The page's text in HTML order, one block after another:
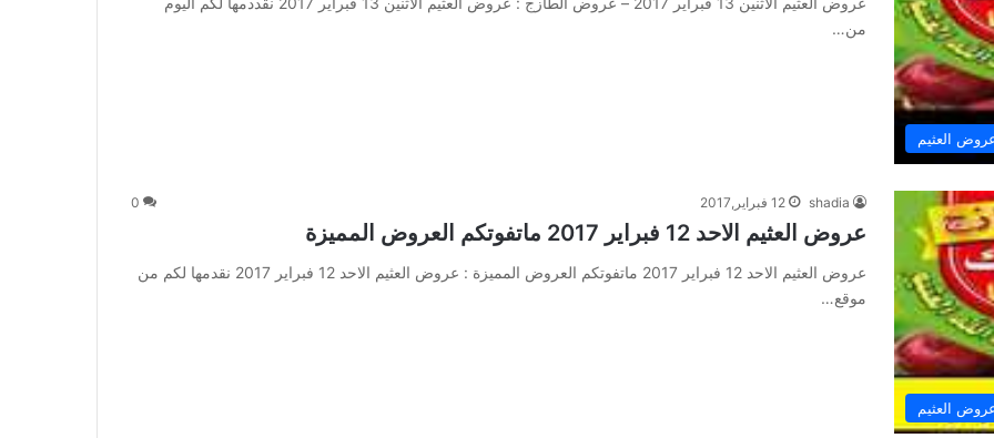
العثيم
من…
العثيم
shadia 12 فبراير,2017 0
عروض العثيم الاحد 12 فبراير 2017 ماتفوتكم العروض المميزة
عروض العثيم الاحد 12 فبراير 2017 ماتفوتكم العروض المميزة : عروض العثيم الاحد 12 فبراير 2017 نقدمها لكم من
موقع…